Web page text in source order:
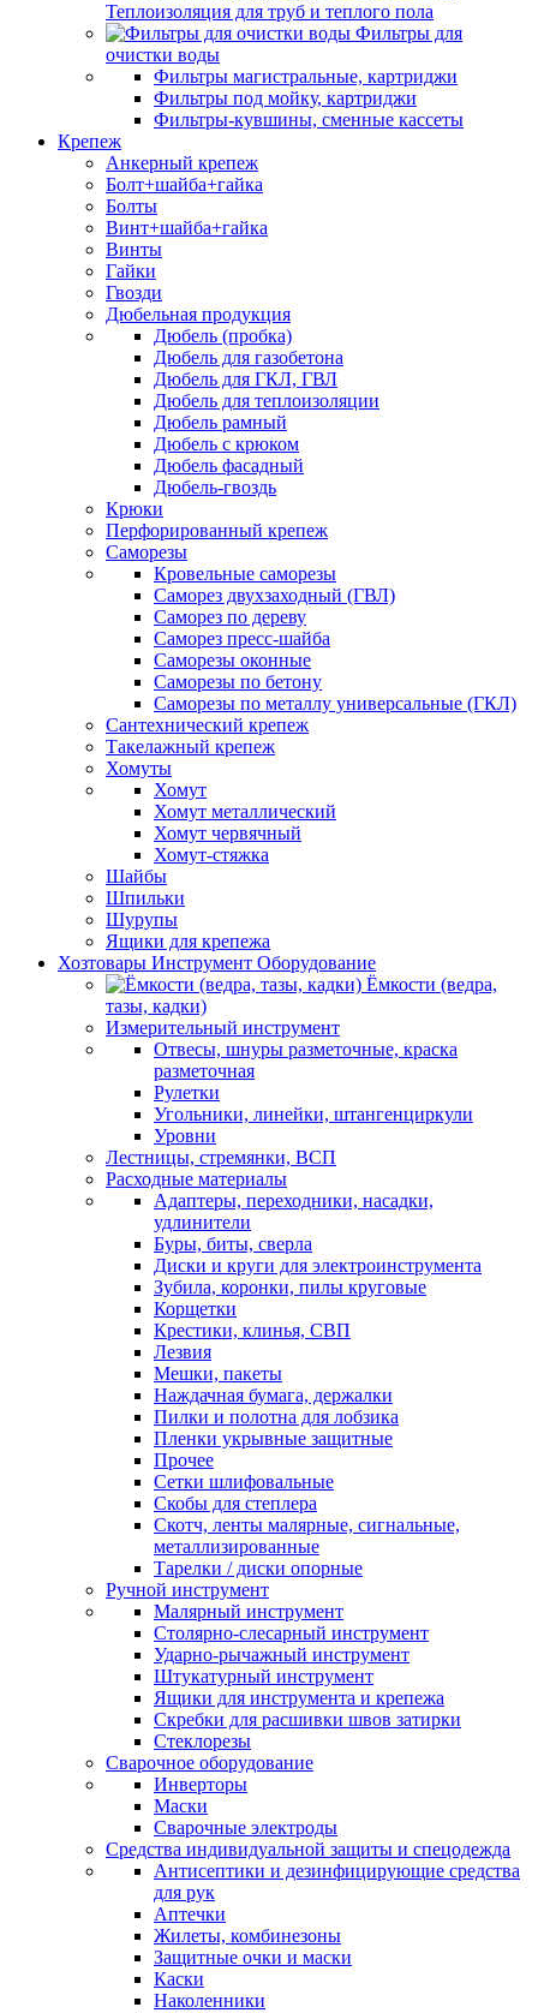
Теплоизоляция для труб и теплого пола
Фильтры для
очистки воды
Фильтры магистральные, картриджи
Фильтры под мойку, картриджи
Фильтры-кувшины, сменные кассеты
Крепеж
Анкерный крепеж
Болт+шайба+гайка
Болты
Винт+шайба+гайка
Винты
Гайки
Гвозди
Дюбельная продукция
Дюбель (пробка)
Дюбель для газобетона
Дюбель для ГКЛ, ГВЛ
Дюбель для теплоизоляции
Дюбель рамный
Дюбель с крюком
Дюбель фасадный
Дюбель-гвоздь
Крюки
Перфорированный крепеж
Саморезы
Кровельные саморезы
Саморез двухзаходный (ГВЛ)
Саморез по дереву
Саморез пресс-шайба
Саморезы оконные
Саморезы по бетону
Саморезы по металлу универсальные (ГКЛ)
Сантехнический крепеж
Такелажный крепеж
Хомуты
Хомут
Хомут металлический
Хомут червячный
Хомут-стяжка
Шайбы
Шпильки
Шурупы
Ящики для крепежа
Хозтовары Инструмент Оборудование
Ёмкости (ведра,
тазы, кадки)
Измерительный инструмент
Отвесы, шнуры разметочные, краска
разметочная
Рулетки
Угольники, линейки, штангенциркули
Уровни
Лестницы, стремянки, ВСП
Расходные материалы
Адаптеры, переходники, насадки,
удлинители
Буры, биты, сверла
Диски и круги для электроинструмента
Зубила, коронки, пилы круговые
Корщетки
Крестики, клинья, СВП
Лезвия
Мешки, пакеты
Наждачная бумага, держалки
Пилки и полотна для лобзика
Пленки укрывные защитные
Прочее
Сетки шлифовальные
Скобы для степлера
Скотч, ленты малярные, сигнальные,
металлизированные
Тарелки / диски опорные
Ручной инструмент
Малярный инструмент
Столярно-слесарный инструмент
Ударно-рычажный инструмент
Штукатурный инструмент
Ящики для инструмента и крепежа
Скребки для расшивки швов затирки
Стеклорезы
Сварочное оборудование
Инверторы
Маски
Сварочные электроды
Средства индивидуальной защиты и спецодежда
Антисептики и дезинфицирующие средства
для рук
Аптечки
Жилеты, комбинезоны
Защитные очки и маски
Каски
Наколенники